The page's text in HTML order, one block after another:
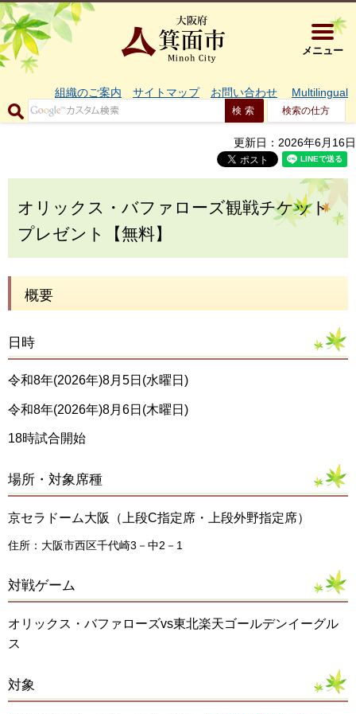
大阪府箕
メニュー
組織のご案内 サイトマップ お問い合わせ Multilingual
検索の仕方
更新日：2026年6月16日
オリックス・バファローズ観戦チケット
プレゼント【無料】
概要
日時
令和8年(2026年)8月5日(水曜日)
令和8年(2026年)8月6日(木曜日)
18時試合開始
場所・対象席種
京セラドーム大阪（上段C指定席・上段外野指定席）
住所：大阪市西区千代崎3－中2－1
対戦ゲーム
オリックス・バファローズvs東北楽天ゴールデンイーグル
ス
対象